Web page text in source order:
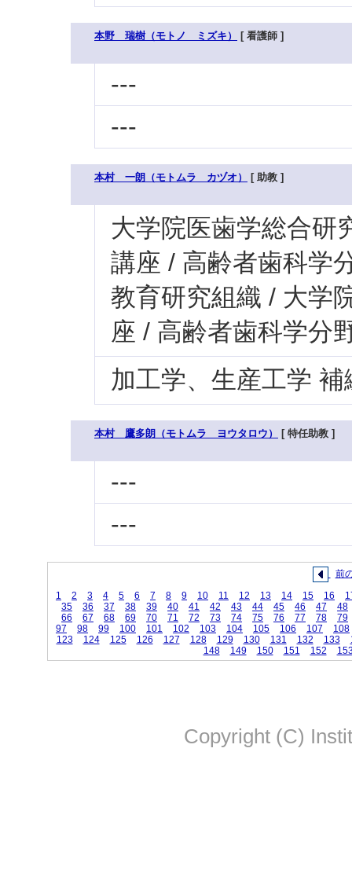
本野 瑞樹（モトノ ミズキ） [ 看護師 ]
---
---
本村 一朗（モトムラ カヅオ） [ 助教 ]
大学院医歯学総合研
講座 / 高齢者歯科学
教育研究組織 / 大学
座 / 高齢者歯科学分
加工学、生産工学 補
本村 鷹多朗（モトムラ ヨウタロウ） [ 特任助教 ]
---
---
前
1
2 3 4 5 6 7 8 9 10 11 12 13 14 15 16
35
36 37 38 39 40 41 42 43 44 45 46 47
48
66
67 68 69 70 71 72 73 74 75 76 77 78
79
97
98 99 100 101 102 103 104 105 106 107
108
123
124 125 126 127 128 129 130 131 132 133
148
149 150 151 152
Copyright (C)